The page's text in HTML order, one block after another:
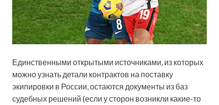
Единственными открытыми источниками, из которых
можно узнать детали контрактов на поставку
экипировки в России, остаются документы из баз
судебных решений (если у сторон возникли какие-то